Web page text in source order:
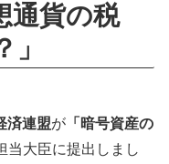
通貨の税
済連盟が 「暗号資産の
当大臣に提出しまし